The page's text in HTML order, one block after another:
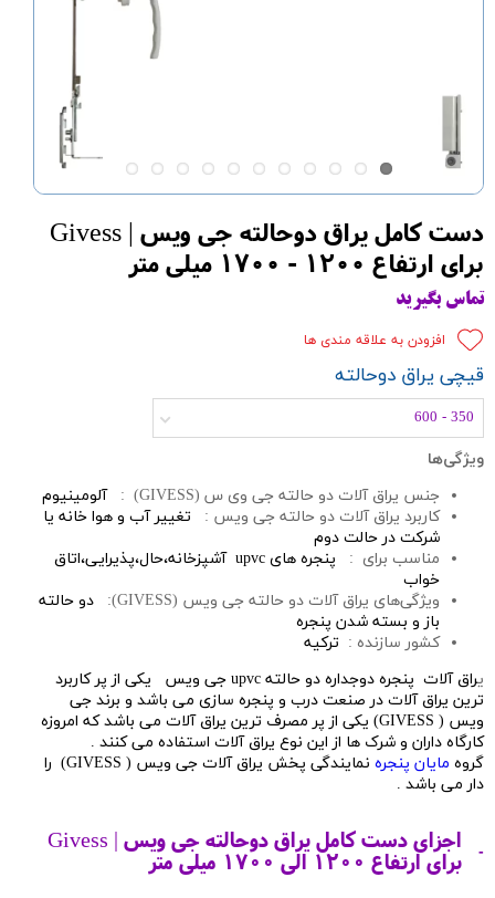
دست کامل یراق دوحالته جی ویس | Givess
برای ارتفاع 1200 - 1700 میلی متر
تماس بگیرید
ویژگی‌ها
جنس یراق آلات دو حالته جی وی س (GIVESS) :
آلومینیوم
کاربرد یراق آلات دو حالته جی ویس : تغییر آب و هوا خانه یا
شرکت در حالت دوم
مناسب برای :
پنجره های upvc آشپزخانه،حال،پذیرایی،اتاق
خواب
ویژگی‌های یراق آلات دو حالته جی ویس (GIVESS):
دو حالته
باز و بسته شدن پنجره
کشور سازنده : ترکیه
ی
راق آلات پنجره دوجداره دو حالته upvc جی ویس یکی از پر کاربرد
ترین یراق آلات در صنعت درب و پنجره سازی می باشد و برند جی
ویس ( GIVESS) یکی از پر مصرف ترین یراق آلات می باشد که امروزه
کارگاه داران و شرک ها از این نوع یراق آلات استفاده می کنند .
گروه مایان پنجره
نمایندگی پخش یراق آلات جی ویس ( GIVESS) را
دار می باشد .
قیچی یراق دوحالته
350 - 600
افزودن به علاقه مندی ها
اجزای دست کامل یراق دوحالته جی ویس | Givess
برای ارتفاع 1200 الی 1700 میلی متر